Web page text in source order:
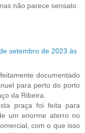
não parece sensato
setembro de 2023 às
documentado
para perto do porto
da Ribeira.
praça foi feita para
um enorme aterro no
com o que isso